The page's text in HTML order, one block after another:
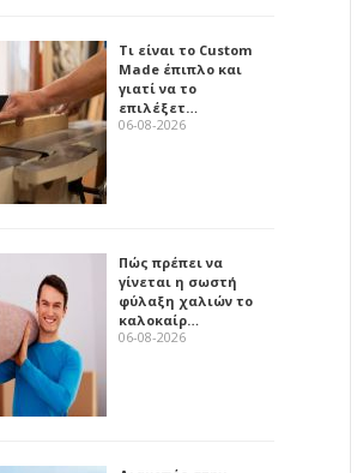
Τι είναι το Custom
Made έπιπλο και
γιατί να το
επιλέξετ…
06-08-2026
Πώς πρέπει να
γίνεται η σωστή
φύλαξη χαλιών το
καλοκαίρ…
06-08-2026